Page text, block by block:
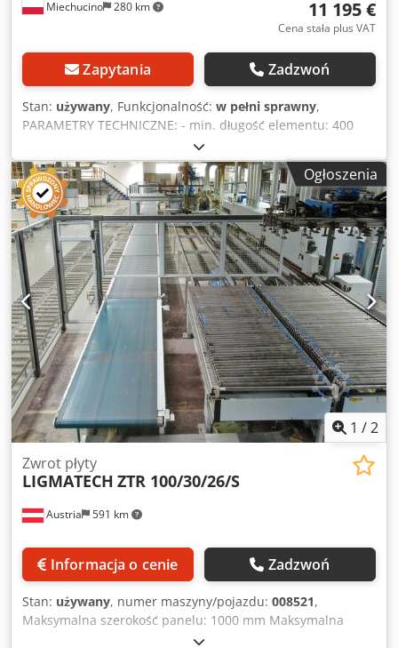
Miechucino 280 km 11 195 €
Cena stała plus VAT
Zapytania Zadzwoń
Stan: używany, Funkcjonalność: w pełni sprawny,
PARAMETRY TECHNICZNE: - min. długość elementu: 400
mm - max. długość: 6000mm - max. szerokość elementu:
200 mm - max. grubość elementu: 200 mm - moc silnika
rolek: 0,75 kW - moc silnika łańcuchów: 1,1 kW - posuw
regulowany na motoreduktorze - prędkość rolek: 19 - 118
m/min - prędkość pasków: 10 - 60 m/min - 8 pasków
prowadzących - 17 rolek podawczych stalowych - średnica
rolek: 80 mm - wysokość rolek od podstawy: 900 mm -
doskok pneumatyczny - gabaryty (dł./szer./wys.): 565 / 175 /
120 cm - waga: ~ 1500 kg Dcodsxfgpgjpfx Amvek
Ogłoszenia
1 /2
Austria 591 km
Zwrot płyty
LIGMATECH ZTR 100/30/26/S
Informacja o cenie Zadzwoń
Stan: używany, numer maszyny/pojazdu: 008521,
Maksymalna szerokość panelu: 1000 mm Maksymalna
długość panelu: 2400 mm Dsdpfx Amjzruyasveck